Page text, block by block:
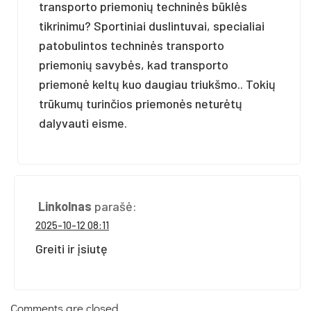
transporto priemonių techninės būklės
tikrinimu? Sportiniai duslintuvai, specialiai
patobulintos techninės transporto
priemonių savybės, kad transporto
priemonė keltų kuo daugiau triukšmo.. Tokių
trūkumų turinčios priemonės neturėtų
dalyvauti eisme.
Linkolnas parašė:
2025-10-12 08:11
Greiti ir įsiutę